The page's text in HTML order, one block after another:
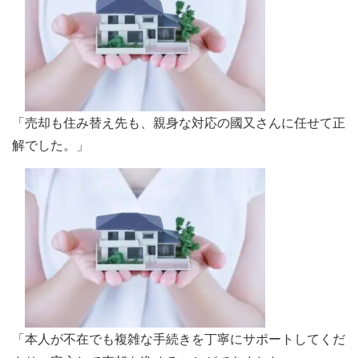
「売却も住み替え先も、親身な対応の國又さんに任せて正
解でした。」
「本人が不在でも複雑な手続きを丁寧にサポートしてくだ